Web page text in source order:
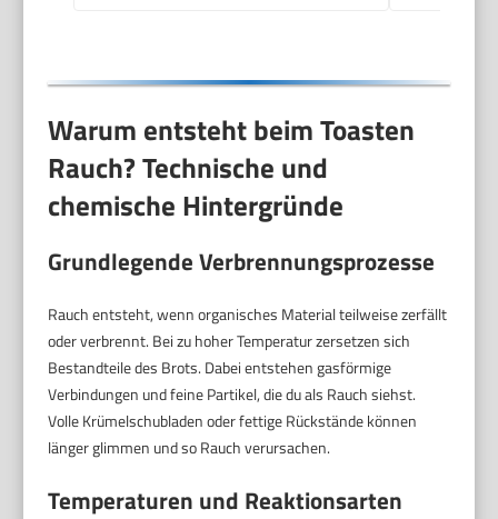
Warum entsteht beim Toasten
Rauch? Technische und
chemische Hintergründe
Grundlegende Verbrennungsprozesse
Rauch entsteht, wenn organisches Material teilweise zerfällt
oder verbrennt. Bei zu hoher Temperatur zersetzen sich
Bestandteile des Brots. Dabei entstehen gasförmige
Verbindungen und feine Partikel, die du als Rauch siehst.
Volle Krümelschubladen oder fettige Rückstände können
länger glimmen und so Rauch verursachen.
Temperaturen und Reaktionsarten